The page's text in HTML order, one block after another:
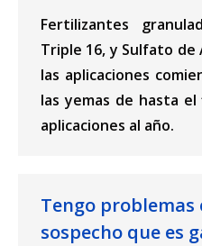
Fertilizantes
Triple 16, y Sulfato de
las aplicaciones
las yemas de hasta
aplicaciones al año.
Tengo
sospecho que es